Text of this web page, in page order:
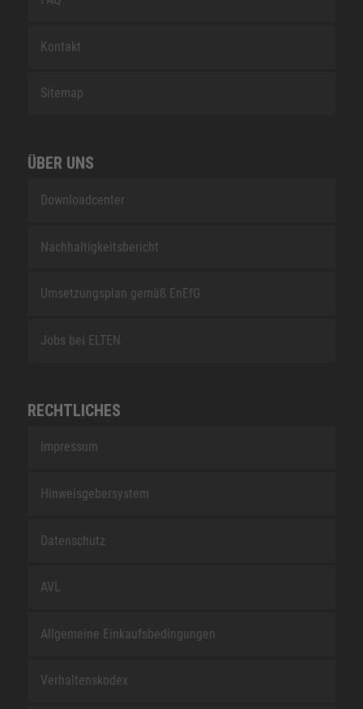
Kontakt
Sitemap
ÜBER UNS
Downloadcenter
Nachhaltigkeitsbericht
Umsetzungsplan gemäß EnEfG
Jobs bei ELTEN
RECHTLICHES
Impressum
Hinweisgebersystem
Datenschutz
AVL
Allgemeine Einkaufsbedingungen
Verhaltenskodex